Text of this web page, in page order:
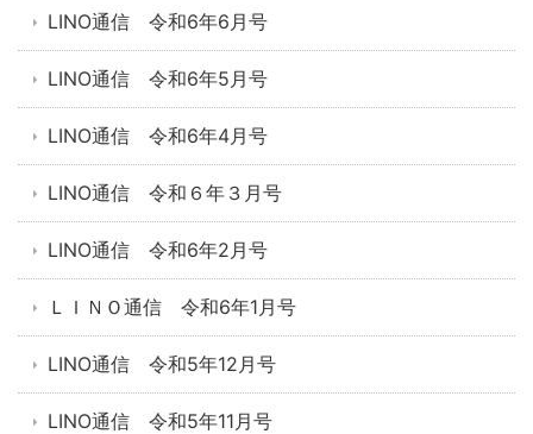
LINO通信 令和6年6月号
LINO通信 令和6年5月号
LINO通信 令和6年4月号
LINO通信 令和６年３月号
LINO通信 令和6年2月号
ＬＩＮＯ通信 令和6年1月号
LINO通信 令和5年12月号
LINO通信 令和5年11月号